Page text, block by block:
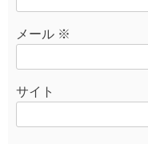
メール ※
サイト